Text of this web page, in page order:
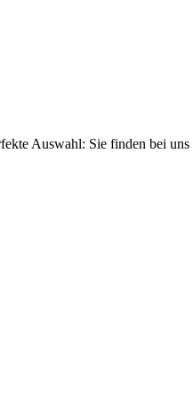
Auswahl: Sie finden bei uns